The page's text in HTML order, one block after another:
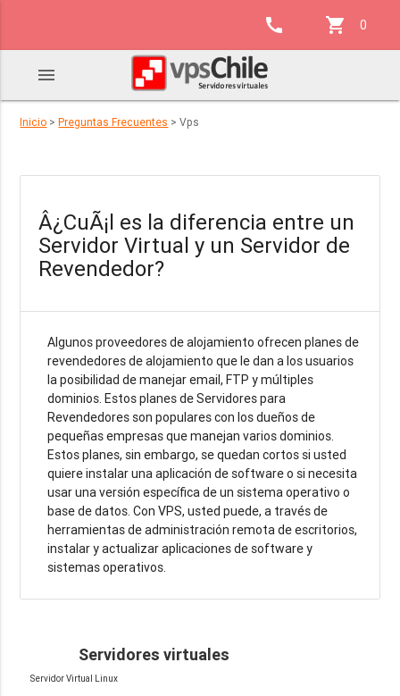
call shopping_cart 0
menu
Inicio >Preguntas Frecuentes > Vps
Â¿CuÃ¡l es la diferencia entre un
Servidor Virtual y un Servidor de
Revendedor?
Algunos proveedores de alojamiento ofrecen planes de
revendedores de alojamiento que le dan a los usuarios
la posibilidad de manejar email, FTP y múltiples
dominios. Estos planes de Servidores para
Revendedores son populares con los dueños de
pequeñas empresas que manejan varios dominios.
Estos planes, sin embargo, se quedan cortos si usted
quiere instalar una aplicación de software o si necesita
usar una versión específica de un sistema operativo o
base de datos. Con VPS, usted puede, a través de
herramientas de administración remota de escritorios,
instalar y actualizar aplicaciones de software y
sistemas operativos.
Servidores virtuales
Servidor Virtual Linux